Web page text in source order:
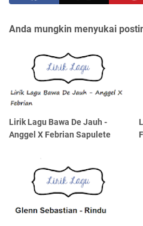
Anda mungkin menyukai
Lirik Lagu Bawa De Jauh -
Anggel X Febrian Sapulete